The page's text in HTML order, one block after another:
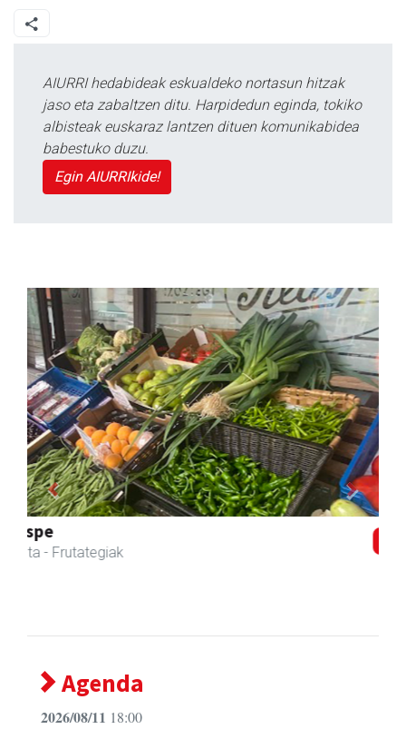
AIURRI hedabideak eskualdeko nortasun hitzak
jaso eta zabaltzen ditu. Harpidedun eginda, tokiko
albisteak euskaraz lantzen dituen komunikabidea
babestuko duzu.
Egin AIURRIkide!
Egape Ikastola
Urnieta - Hezkuntza
Previous Next
Agenda
2026/08/11 18:00